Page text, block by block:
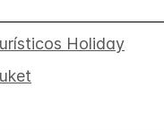
Holiday